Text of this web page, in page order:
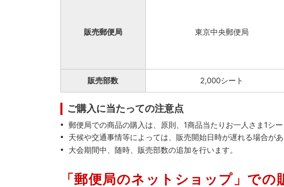
販売郵便局 東京中央郵便局
販売部数 2,000シート
ご購入に当たっての注意点
郵便局での商品の購入は、原則、1商品当たりお一人さま1シー
天候や交通事情等によっては、販売開始日時が遅れる場合が
大会期間中、随時、販売部数の追加を行います。
「郵便局のネットショップ」での